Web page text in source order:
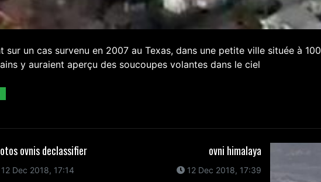
sur un cas survenu en 2007 au Texas, dans une petite ville située à 100
y auraient aperçu des soucoupes volantes dans le ciel
ovnis declassifier
Dec 2018, 17:14
ovni himalaya
12 Dec 2018, 17:39